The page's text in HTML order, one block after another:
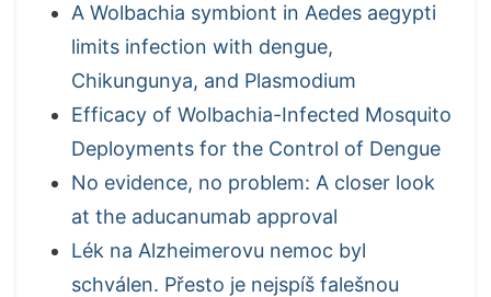
A Wolbachia symbiont in Aedes aegypti
limits infection with dengue,
Chikungunya, and Plasmodium
Efficacy of Wolbachia-Infected Mosquito
Deployments for the Control of Dengue
No evidence, no problem: A closer look
at the aducanumab approval
Lék na Alzheimerovu nemoc byl
schválen. Přesto je nejspíš falešnou